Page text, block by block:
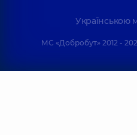
Українською
МС «Добробут» 2012 -